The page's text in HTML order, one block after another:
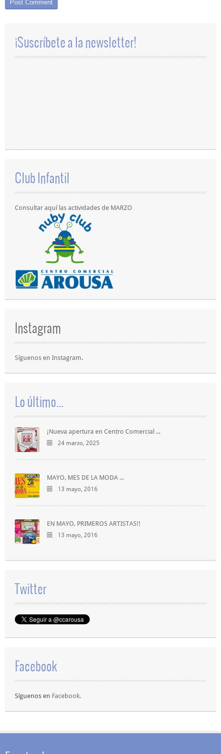
¡Suscríbete a la newsletter!
Club Infantil
Consultar aquí las actividades de MARZO
Instagram
Síguenos en Instagram.
Lo último...
¡Nueva apertura en Centro Comercial ...
24 marzo, 2025
MAYO, MES DE LA MODA ...
13 mayo, 2016
EN MAYO, PRIMEROS ARTISTAS!!
13 mayo, 2016
Twitter
Facebook
Síguenos en Facebook.